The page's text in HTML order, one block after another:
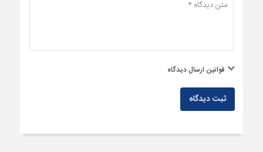
قوانین ارسال دیدگاه
ثبت دیدگاه